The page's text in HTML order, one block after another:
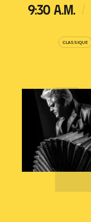
9:30 A.M.
CLASSIQUE